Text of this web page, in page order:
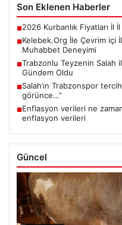
Son Eklenen Haberler
■2026 Kurbanlık Fiyatları İl
■Kelebek.Org İle Çevrim içi
Muhabbet Deneyimi
■Trabzonlu Teyzenin Salah
Gündem Oldu
■Salah’ın Trabzonspor
görünce…”
■Enflasyon verileri ne
enflasyon verileri
Güncel